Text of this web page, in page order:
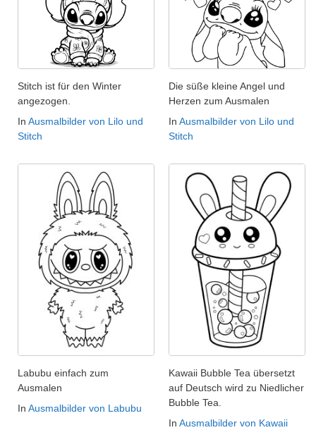
Stitch ist für den Winter
angezogen.
In Ausmalbilder von Lilo und
Stitch
Die süße kleine Angel und
Herzen zum Ausmalen
In Ausmalbilder von Lilo und
Stitch
Labubu einfach zum
Ausmalen
In Ausmalbilder von Labubu
Kawaii Bubble Tea übersetzt
auf Deutsch wird zu Niedlicher
Bubble Tea.
In Ausmalbilder von Kawaii